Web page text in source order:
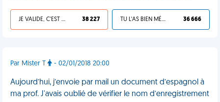
JE VALIDE, C'EST UNE VDM 38 227 TU L'AS BIEN MÉRITÉ 36 666
Par Mister T - 02/01/2018 20:00
Aujourd’hui, j’envoie par mail un document d’espagnol à
ma prof. J'avais oublié de vérifier le nom d’enregistrement